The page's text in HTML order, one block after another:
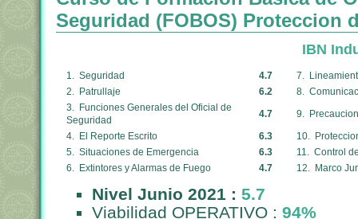
Seguridad (FOBOS) Proteccion
IBN
1. Seguridad 4.7
7.
2. Patrullaje
6.2
8.
3. Funciones Generales del Oficial de
Seguridad
4.7
9.
4. El Reporte Escrito
6.3
10.
5. Situaciones de Emergencia
6.3
11. Control
6. Extintores y Alarmas de Fuego
4.7 12. Marco
Nivel Junio 2021 : 5.7
Viabilidad OPERATIVO : 94%